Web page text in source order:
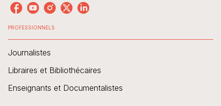
PROFESSIONNELS
Journalistes
Libraires et Bibliothécaires
Enseignants et Documentalistes